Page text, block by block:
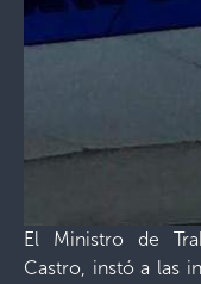
El Ministro de
Castro, instó a las